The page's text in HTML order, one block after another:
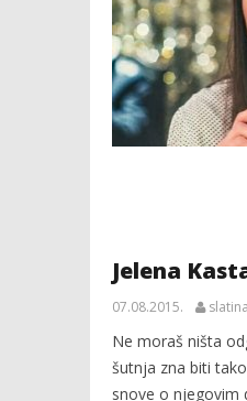
Jelena
07.08.2015.
Ne moraš ništa
šutnja zna biti
snove o njegovim